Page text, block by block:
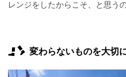
レンジをしたからこそ、と思うの
変わらないものを大切